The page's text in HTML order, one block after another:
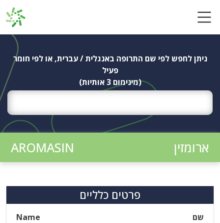
ניתן לחפש לפי שם התרופה באנגלית / עברית, או לפי חומר
פעיל
(מינימום 3 אותיות)
ארומזין AROMASIN
פרטים כלליים
שם
Name